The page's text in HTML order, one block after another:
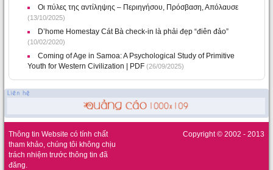
Οι πύλες της αντίληψης – Περιηγήσου, Πρόσβαση, Απόλαυσε
(13/10/2025)
D’home Homestay Cát Bà check-in là phải đẹp “điên đảo”
(10/02/2020)
Coming of Age in Samoa: A Psychological Study of Primitive
Youth for Western Civilization | PDF (26/09/2025)
Thông tin Website có tính chất
tham khảo, chúng tôi không chịu
trách nhiệm trước thông tin đã
đăng.
Copyright © 2002 - 2013